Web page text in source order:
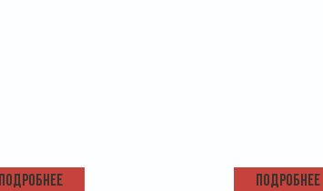
ПОДРОБНЕЕ ПОДРОБНЕЕ